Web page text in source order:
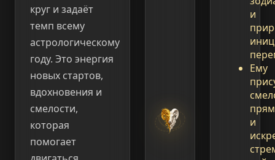
круг и задаёт
темп всему
астрологическому
году. Это энергия
новых стартов,
вдохновения и
смелости,
которая
помогает
и
Ему
и